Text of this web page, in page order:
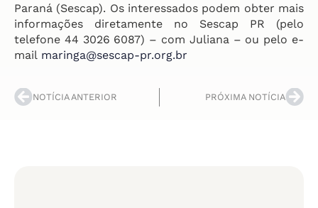
Paraná (Sescap). Os interessados podem obter mais
informações diretamente no Sescap PR (pelo
telefone 44 3026 6087) – com Juliana – ou pelo e-
mail maringa@sescap-pr.org.br
NOTÍCIA ANTERIOR PRÓXIMA NOTÍCIA